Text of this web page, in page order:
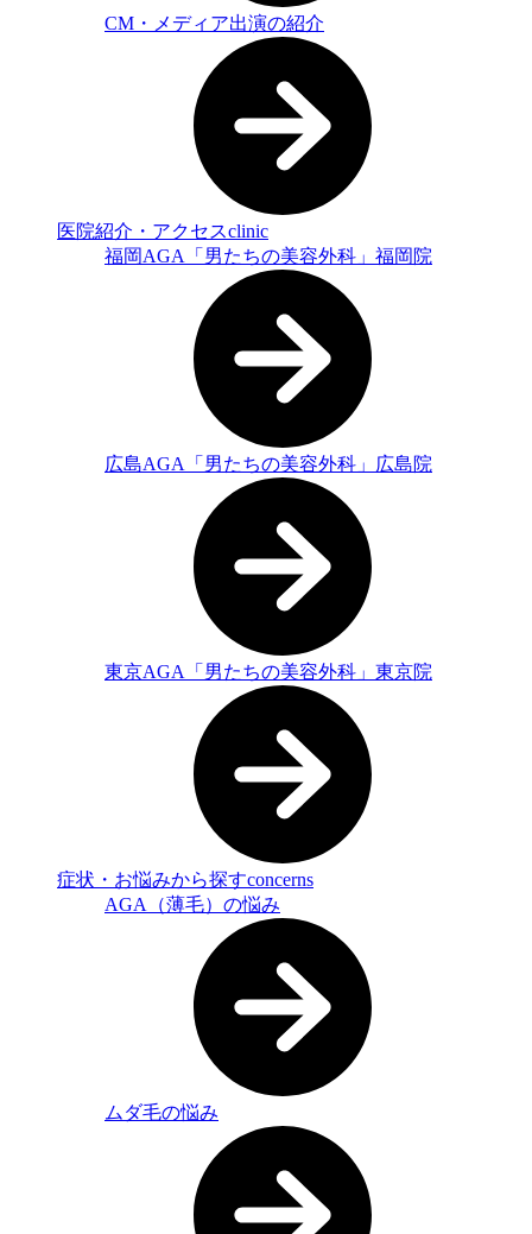
CM・メディア出演の紹介
医院紹介・アクセスclinic
福岡AGA「男たちの美容外科」福岡院
広島AGA「男たちの美容外科」広島院
東京AGA「男たちの美容外科」東京院
症状・お悩みから探すconcerns
AGA（薄毛）の悩み
ムダ毛の悩み